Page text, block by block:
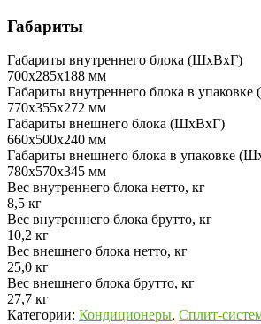
Габариты
Габариты внутреннего блока (ШхВхГ)
700х285х188 мм
Габариты внутреннего блока в
770х355х272 мм
Габариты внешнего блока (ШхВхГ)
660х500х240 мм
Габариты внешнего блока в упаковке
780х570х345 мм
Вес внутреннего блока нетто, кг
8,5 кг
Вес внутреннего блока брутто, кг
10,2 кг
Вес внешнего блока нетто, кг
25,0 кг
Вес внешнего блока брутто, кг
27,7 кг
Категории: Кондиционеры, Сплит-